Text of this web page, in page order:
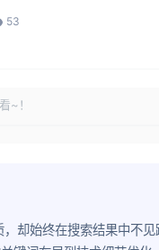
53
~！
却始终在搜索结果中不